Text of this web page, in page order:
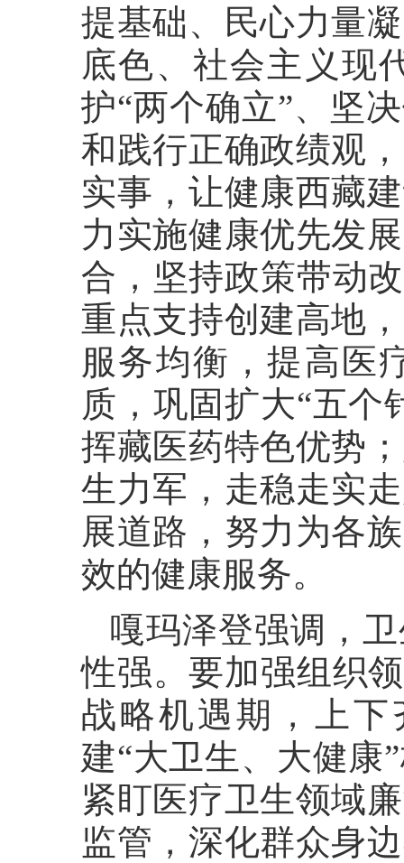
提基础、民心力量
底色、社会主义现
护“两个确立”、坚
和践行正确政绩观
实事，让健康西藏
力实施健康优先发
合，坚持政策带动
重点支持创建高地
服务均衡，提高医
质，巩固扩大“五个
挥藏医药特色优势
生力军，走稳走实
展道路，努力为各
效的健康服务。
嘎玛泽登强调，
性强。要加强组织
战略机遇期，上
建“大卫生、大健康
紧盯医疗卫生领域
监管，深化群众身